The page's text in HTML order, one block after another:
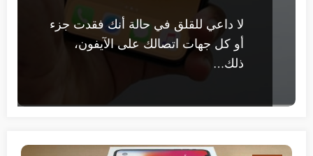
لا داعي للقلق في حالة أنك فقدت جزء
أو كل جهات اتصالك على الآيفون،
ذلك…